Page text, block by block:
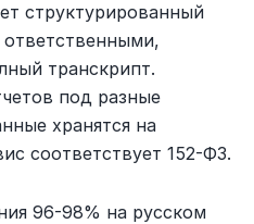
структурированный
транскрипт.
под разные
хранятся на
соответствует 152-ФЗ.
96-98% на русском